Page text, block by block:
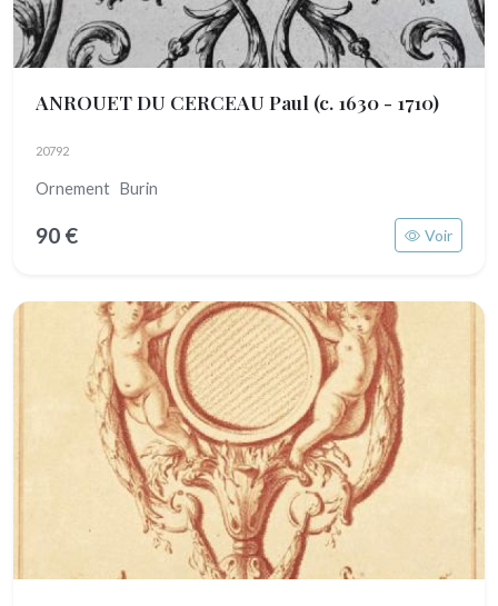
ANROUET DU CERCEAU Paul (c. 1630 - 1710)
20792
Ornement Burin
90 € Voir